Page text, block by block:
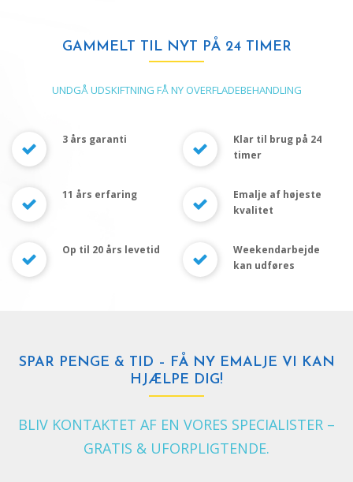
GAMMELT TIL NYT PÅ 24 TIMER
UNDGÅ UDSKIFTNING FÅ NY OVERFLADEBEHANDLING
3 års garanti
Klar til brug på 24
timer
11 års erfaring
Emalje af højeste
kvalitet
Op til 20 års levetid
Weekendarbejde
kan udføres
SPAR PENGE & TID – FÅ NY EMALJE VI KAN
HJÆLPE DIG!
BLIV KONTAKTET AF EN VORES SPECIALISTER –
GRATIS & UFORPLIGTENDE.